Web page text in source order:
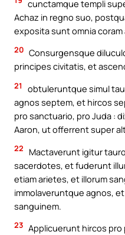
cunctamque templi
Achaz in regno suo,
exposita sunt omnia coram
20 Consurgensque
principes civitatis, et
21
obtuleruntque simul
agnos septem, et hircos
pro sanctuario, pro Juda :
Aaron, ut offerrent super
22
Mactaverunt igitur
sacerdotes, et fuderunt
etiam arietes, et illorum
immolaveruntque agnos,
sanguinem.
23 Applicuerunt hircos